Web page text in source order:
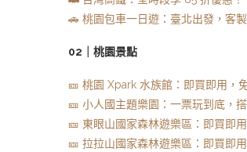
🚗 桃園包車一日遊：臺北出發，客
02｜桃園景點
🎫 桃園 Xpark 水族館：即買即用，
🎫 小人國主題樂園：一票玩到底，
🎫 東眼山國家森林遊樂區：即買即
🎫 拉拉山國家森林遊樂區：即買即